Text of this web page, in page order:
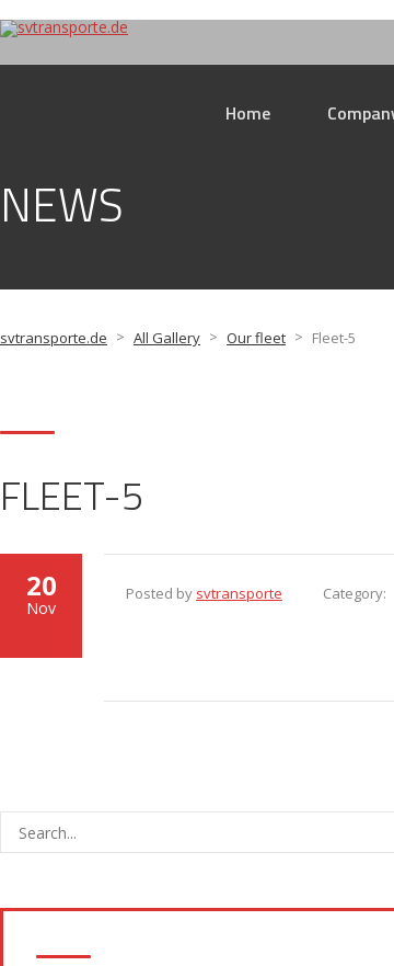
Home
NEWS
svtransporte.de > All Gallery > Our fleet > Fleet-5
FLEET-5
20
Nov
Posted by svtransporte Category: